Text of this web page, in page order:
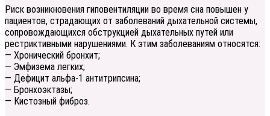
Риск возникновения гиповентиляции во время сна повышен у
пациентов, страдающих от заболеваний дыхательной системы,
сопровождающихся обструкцией дыхательных путей или
рестриктивными нарушениями. К этим заболеваниям относятся:
— Хронический бронхит;
— Эмфизема легких;
— Дефицит альфа-1 антитрипсина;
— Бронхоэктазы;
— Кистозный фиброз.